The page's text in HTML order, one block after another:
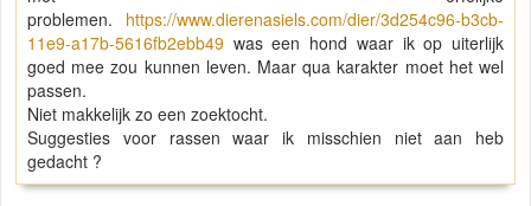
problemen. https://www.dierenasiels.com/dier/3d254c96-b3cb-
11e9-a17b-5616fb2ebb49 was een hond waar ik op uiterlijk
goed mee zou kunnen leven. Maar qua karakter moet het wel
passen.
Niet makkelijk zo een zoektocht.
Suggesties voor rassen waar ik misschien niet aan heb
gedacht ?